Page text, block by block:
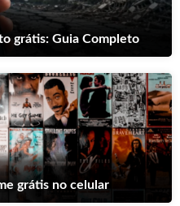
grátis: Guia Completo
grátis no celular